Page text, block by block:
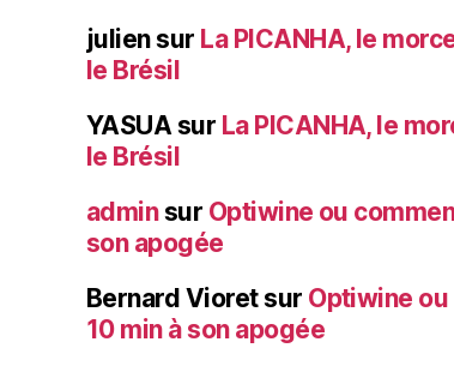
juliensur La PICANHA, le
le Brésil
YASUA sur La PICANHA, le
le Brésil
adminsur Optiwine ou
son apogée
Bernard Vioretsur Optiwine
10 min à son apogée